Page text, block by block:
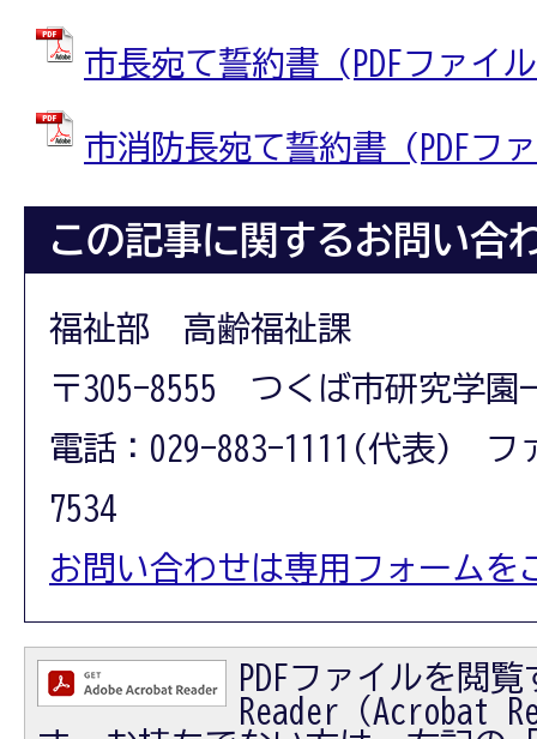
市長宛て誓約書 (PDFファイ
市消防長宛て誓約書 (PDFフ
この記事に関するお問い合
福祉部 高齢福祉課
〒305-8555 つくば市研究学園
電話：029-883-1111(代表) フ
7534
お問い合わせは専用フォームを
PDFファイルを閲
Reader（Acrobat